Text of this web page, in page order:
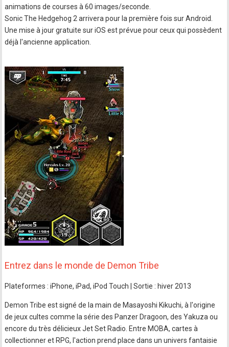
animations de courses à 60 images/seconde.
Sonic The Hedgehog 2 arrivera pour la première fois sur Android.
Une mise à jour gratuite sur iOS est prévue pour ceux qui possèdent
déjà l'ancienne application.
Entrez dans le monde de Demon Tribe
Plateformes : iPhone, iPad, iPod Touch | Sortie : hiver 2013
Demon Tribe est signé de la main de Masayoshi Kikuchi, à l'origine
de jeux cultes comme la série des Panzer Dragoon, des Yakuza ou
encore du très délicieux Jet Set Radio. Entre MOBA, cartes à
collectionner et RPG, l'action prend place dans un univers fantaisie